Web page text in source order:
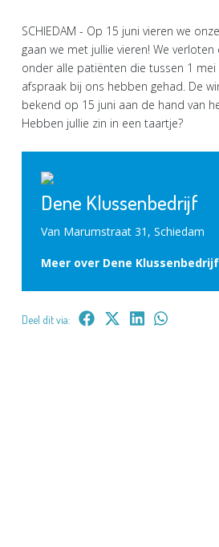
SCHIEDAM - Op 15 juni vieren we
gaan we met jullie vieren! We
onder alle patiënten die tussen 1 mei
afspraak bij ons hebben gehad. De
bekend op 15 juni aan de hand van
Hebben jullie zin in een taartje?
Dene Klussenbedrijf
Van Marumstraat 31, Schiedam
Meer over Dene
Deel dit via: